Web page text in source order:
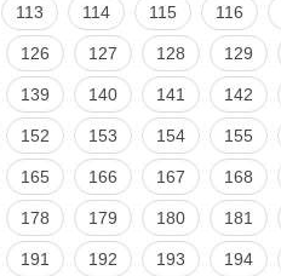
113 114 115 116
126 127 128 129
139 140 141 142
152 153 154 155
165 166 167 168
178 179 180 181
191 192 193 194